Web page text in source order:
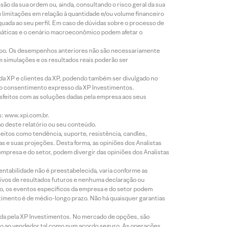
da sua ordem ou, ainda, consultando o risco geral da sua
em relação à quantidade e/ou volume financeiro
ao seu perfil. Em caso de dúvidas sobre o processo de
e o cenário macroeconômico podem afetar o
Os desempenhos anteriores não são necessariamente
e os resultados reais poderão ser
e clientes da XP, podendo também ser divulgado no
consentimento expresso da XP Investimentos.
com as soluções dadas pela empresa aos seus
www.xpi.com.br.
deste relatório ou seu conteúdo.
como tendência, suporte, resistência, candles,
e suas projeções. Desta forma, as opiniões dos Analistas
e do setor, podem divergir das opiniões dos Analistas
não é preestabelecida, varia conforme as
de resultados futuros e nenhuma declaração ou
os eventos específicos da empresa e do setor podem
é de médio-longo prazo. Não há quaisquer garantias
pela XP Investimentos. No mercado de opções, são